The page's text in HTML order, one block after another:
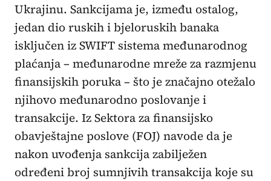
Ukrajinu. Sankcijama je, između ostalog,
jedan dio ruskih i bjeloruskih banaka
isključen iz SWIFT sistema međunarodnog
plaćanja – međunarodne mreže za razmjenu
finansijskih poruka – što je značajno otežalo
njihovo međunarodno poslovanje i
transakcije. Iz Sektora za finansijsko
obavještajne poslove (FOJ) navode da je
nakon uvođenja sankcija zabilježen
određeni broj sumnjivih transakcija koje su